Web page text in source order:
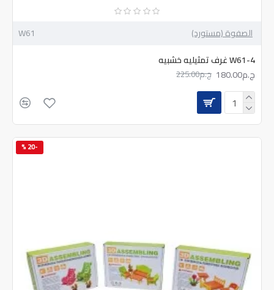
الصفوة (مستورد)
W61
W61-4 غرف تمثيليه خشبيه
ج.م180.00
ج.م225.00
-20 %